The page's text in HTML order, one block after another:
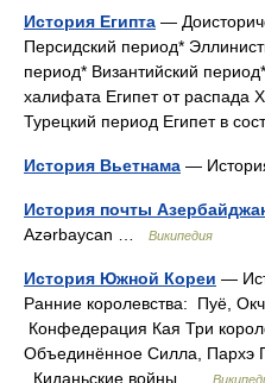
История Египта —
Персидский период*
период* Византийский
халифата Египет от распада
Турецкий период Египет в
История Вьетнама —
История почты
Azərbaycan …
Википедия
История Южной Кореи —
Ранние королевства: Пуё,
Конфедерация Кая Три
Объединённое Силла, Пархэ
Киданьские войны …